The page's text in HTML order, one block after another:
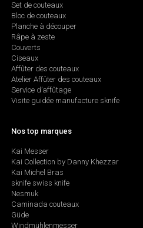
Set de couteaux
Bloc de couteaux
Planche à découper
Râpe à zeste
Couverts
Ciseaux
Affûter des couteaux
Atelier Affûter des couteaux
Service d’affûtage
Visite guidée manufacture sknife
Nos top marques
Kai Messer
Kai Collection by Danny Khezzar
Kai Michel Bras
sknife swiss knife
Nesmuk
Caminada couteaux
Güde
Windmühlenmesser